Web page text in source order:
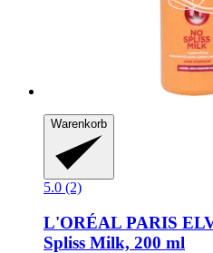
Warenkorb
5.0 (2)
L'ORÉAL PARIS
Spliss Milk, 200 ml